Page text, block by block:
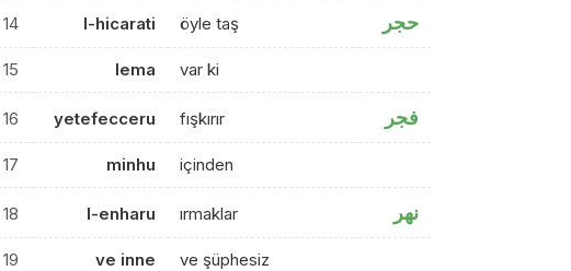
14 l-hicarati öyle taş حجر
15 lema var ki
16 yetefecceru fışkırır فجر
17 minhu içinden
18 l-enharu ırmaklar نهر
19 ve inne ve şüphesiz